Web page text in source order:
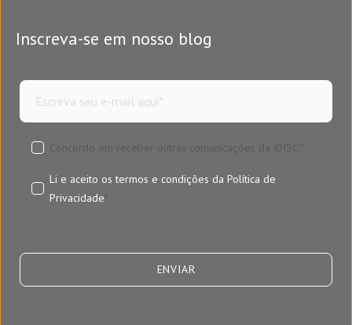
Inscreva-se em nosso blog
Concordo em receber outras comunicações da iDISC. *
Li e aceito os termos e condições da Política de
Privacidade*